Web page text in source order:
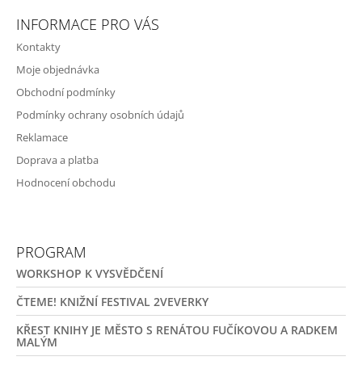
INFORMACE PRO VÁS
Kontakty
Moje objednávka
Obchodní podmínky
Podmínky ochrany osobních údajů
Reklamace
Doprava a platba
Hodnocení obchodu
PROGRAM
WORKSHOP K VYSVĚDČENÍ
ČTEME! KNIŽNÍ FESTIVAL 2VEVERKY
KŘEST KNIHY JE MĚSTO S RENÁTOU FUČÍKOVOU A RADKEM
MALÝM